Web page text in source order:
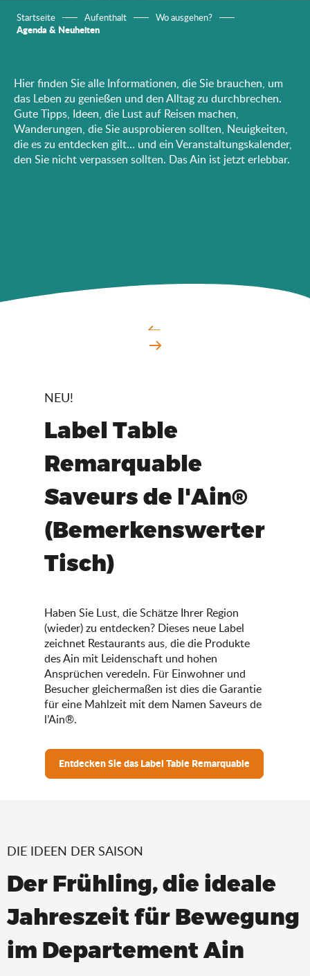
Startseite Aufenthalt Wo ausgehen?
Agenda & Neuheiten
Hier finden Sie alle Informationen, die Sie brauchen, um
das Leben zu genießen und den Alltag zu durchbrechen.
Gute Tipps, Ideen, die Lust auf Reisen machen,
Wanderungen, die Sie ausprobieren sollten, Neuigkeiten,
die es zu entdecken gilt… und ein Veranstaltungskalender,
den Sie nicht verpassen sollten. Das Ain ist jetzt erlebbar.
NEU!
Label Table
Remarquable
Saveurs de l'Ain®
(Bemerkenswerter
Tisch)
Haben Sie Lust, die Schätze Ihrer Region
(wieder) zu entdecken? Dieses neue Label
zeichnet Restaurants aus, die die Produkte
des Ain mit Leidenschaft und hohen
Ansprüchen veredeln. Für Einwohner und
Besucher gleichermaßen ist dies die Garantie
für eine Mahlzeit mit dem Namen Saveurs de
l’Ain®.
Entdecken Sie das Label Table Remarquable
DIE IDEEN DER SAISON
Der Frühling, die ideale
Jahreszeit für Bewegung
im Departement Ain